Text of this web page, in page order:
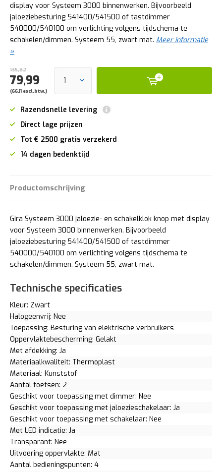
display voor Systeem 3000 binnenwerken. Bijvoorbeeld
jaloeziebesturing 541400/541500 of tastdimmer
540000/540100 om verlichting volgens tijdschema te
schakelen/dimmen. Systeem 55, zwart mat. Meer informatie
»
135,82
79,99
(66,11 excl.btw.)
Razendsnelle levering
Direct lage prijzen
Tot € 2500 gratis verzekerd
14 dagen bedenktijd
Productomschrijving
Gira Systeem 3000 jaloezie- en schakelklok knop met display
voor Systeem 3000 binnenwerken. Bijvoorbeeld
jaloeziebesturing 541400/541500 of tastdimmer
540000/540100 om verlichting volgens tijdschema te
schakelen/dimmen. Systeem 55, zwart mat.
Technische specificaties
Kleur: Zwart
Halogeenvrij: Nee
Toepassing: Besturing van elektrische verbruikers
Oppervlaktebescherming: Gelakt
Met afdekking: Ja
Materiaalkwaliteit: Thermoplast
Materiaal: Kunststof
Aantal toetsen: 2
Geschikt voor toepassing met dimmer: Nee
Geschikt voor toepassing met jaloezieschakelaar: Ja
Geschikt voor toepassing met schakelaar: Nee
Met LED indicatie: Ja
Transparant: Nee
Uitvoering oppervlakte: Mat
Aantal bedieningspunten: 4